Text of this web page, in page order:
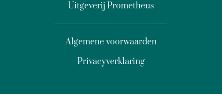
Uitgeverij Prometheus
Privacyverklaring
Algemene voorwaarden